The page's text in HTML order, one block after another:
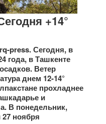
+14°
press. Сегодня, в
года, в Ташкенте
Ветер
днем 12-14°
прохладнее
и
В понедельник,
ноября